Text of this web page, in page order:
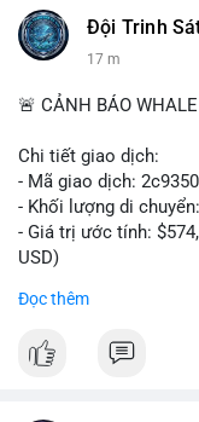
Đội Trinh
17 m
🚨 CẢNH BÁO
Chi tiết giao dịch:
- Mã giao dịch:
- Khối lượng di
- Giá trị ước tính:
USD)
triệu USD được di
Đọc thêm